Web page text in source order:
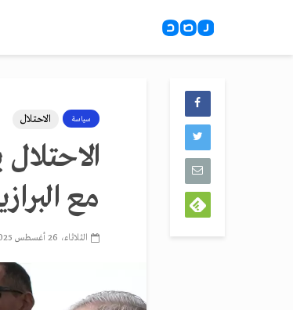
سياسة الاحتلال
مع
الثلاثاء، 26 أغسطس 2025، 6:47 ص